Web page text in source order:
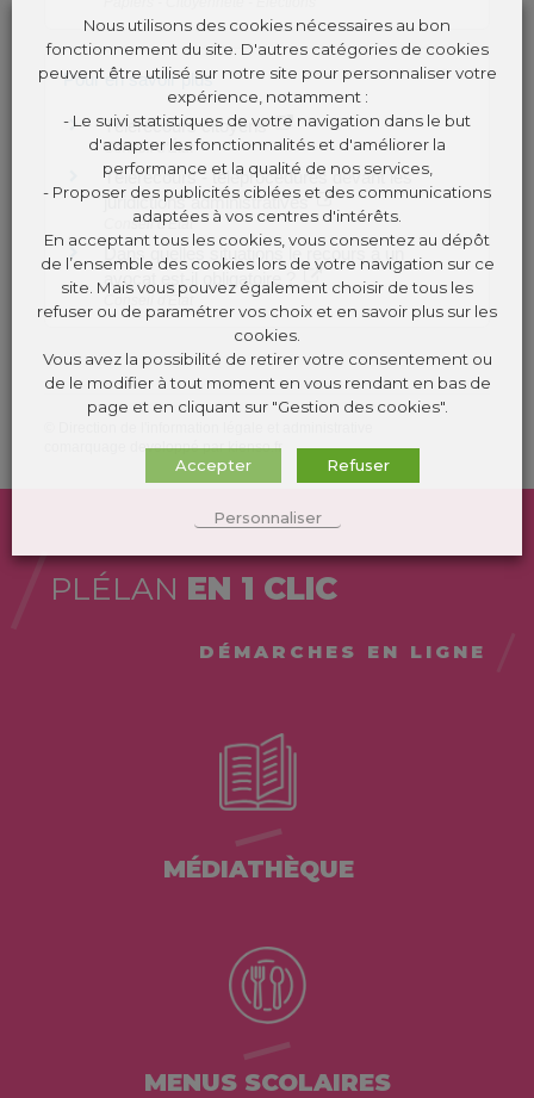
Pour en savoir plus
Télérecours citoyens
Conseil d'État
Télérecours - téléprocédures devant les
juridictions administratives
Conseil d'État
Dans quelles situations le recours à un
avocat est-il obligatoire ?
Conseil d'État
comarquage developpé parkienso.fr
PLÉLAN EN 1 CLIC
DÉMARCHES EN LIGNE
MÉDIATHÈQUE
MENUS SCOLAIRES
Nous utilisons des cookies nécessaires au bon
fonctionnement du site. D'autres catégories de cookies
peuvent être utilisé sur notre site pour personnaliser votre
expérience, notamment :
- Le suivi statistiques de votre navigation dans le but
d'adapter les fonctionnalités et d'améliorer la
performance et la qualité de nos services,
- Proposer des publicités ciblées et des communications
adaptées à vos centres d'intérêts.
En acceptant tous les cookies, vous consentez au dépôt
de l’ensemble des cookies lors de votre navigation sur ce
site. Mais vous pouvez également choisir de tous les
refuser ou de paramétrer vos choix et en savoir plus sur les
cookies.
Vous avez la possibilité de retirer votre consentement ou
de le modifier à tout moment en vous rendant en bas de
page et en cliquant sur "Gestion des cookies".
Accepter Refuser
Personnaliser